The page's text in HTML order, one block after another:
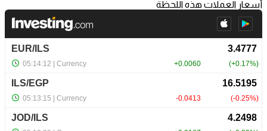
أسعار العملات هذه اللحظة